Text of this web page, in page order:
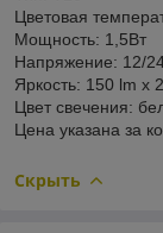
Цветовая
Мощность: 1,5Вт
Напряжение: 12/
Яркость: 150 lm x 2
Цвет свечения:
Цена указана за
Скрыть